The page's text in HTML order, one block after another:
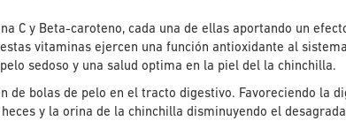
C y Beta-caroteno, cada una de ellas aportando un
vitaminas ejercen una función antioxidante al
sedoso y una salud optima en la piel del la chinchilla.
de bolas de pelo en el tracto digestivo. Favoreciendo la
y la orina de la chinchilla disminuyendo el